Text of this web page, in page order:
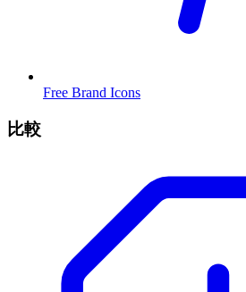
Free Brand Icons
比較